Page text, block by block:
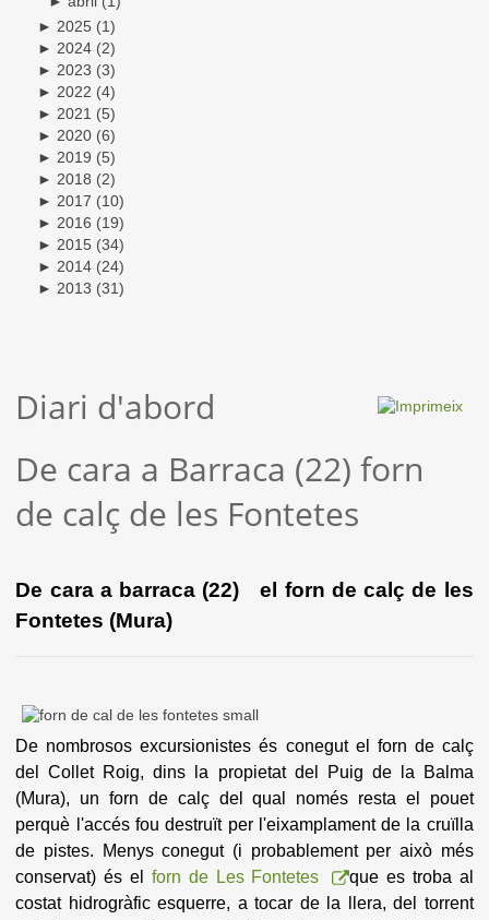
► 2025 (1)
► 2024 (2)
► 2023 (3)
► 2022 (4)
► 2021 (5)
► 2020 (6)
► 2019 (5)
► 2018 (2)
► 2017 (10)
► 2016 (19)
► 2015 (34)
► 2014 (24)
► 2013 (31)
Diari d'abord
De cara a Barraca (22) forn
de calç de les Fontetes
De cara a barraca (22) el forn de calç de les
Fontetes (Mura)
De nombrosos excursionistes és conegut el forn de calç
del Collet Roig, dins la propietat del Puig de la Balma
(Mura), un forn de calç del qual només resta el pouet
perquè l'accés fou destruït per l'eixamplament de la cruïlla
de pistes. Menys conegut (i probablement per això més
conservat) és el forn de Les Fontetes
que es troba al
costat hidrogràfic esquerre, a tocar de la llera, del torrent